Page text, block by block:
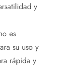
y
es
su uso y
rápida y